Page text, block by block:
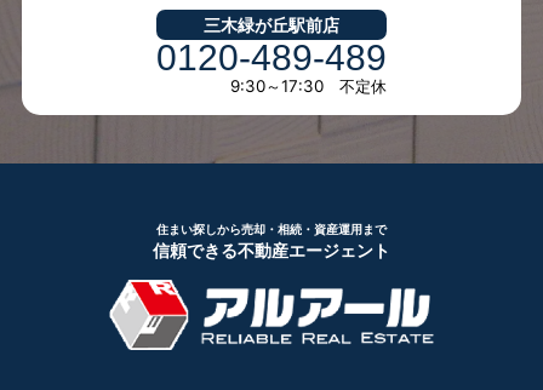
三木緑が丘駅前店
0120-489-489
9:30～17:30 不定休
住まい探しから売却・相続・資産運用まで
信頼できる不動産エージェント